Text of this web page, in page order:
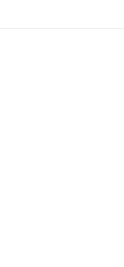
4) in English